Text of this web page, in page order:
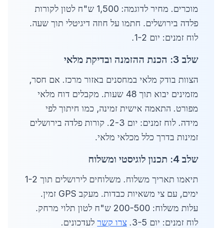
מוכרים. מחיר לדוגמה: 1,500 ש"ח לטון לקורות
פלדה בירושלים. חתמו על חוזה דיגיטלי תוך שעה.
לוח זמנים: יום 1-2.
שלב 3: הכנת ההזמנה ובדיקת מלאי
הצוות בודק מלאי במחסנים באזור מרכז. אם חסר,
מזמינים יבוא תוך 48 שעות. מקבלים דוח מלאי
מפורט. התאמה אישית זמינה, כמו חיתוך לפי
מידה. לוח זמנים: יום 2-3. קורות פלדה בירושלים
זמינות בדרך כלל מכלאי מלאי.
שלב 4: תכנון לוגיסטי ומשלוח
תיאמו תאריך משלוח. משלוחים לירושלים תוך 1-2
ימים, עם צי משאיות כבדות. מעקב GPS זמין.
עלות משלוח: 200-500 ש"ח לטון תלוי מרחק.
לוח זמנים: יום 3-5.
צרו קשר לעדכונים.